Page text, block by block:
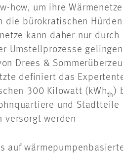
how, um ihre
die bürokratischen
kann daher nur durch
Umstellprozesse
Drees &
definiert das
300 Kilowatt (kWhth)
und Stadtteile
versorgt werden
auf